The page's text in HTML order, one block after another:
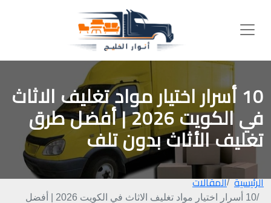
10 أسرار اختيار مواد تغليف الاثاث
في الكويت 2026 | أفضل طرق
تغليف الأثاث بدون تلف
الرئيسية المقالات
10 أسرار اختيار مواد تغليف الاثاث في الكويت 2026 | أفضل